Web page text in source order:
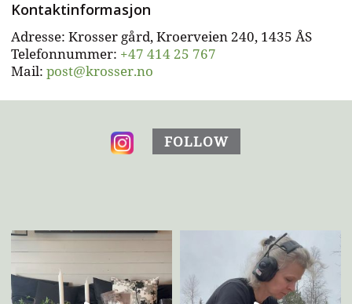
Kontaktinformasjon
Adresse: Krosser gård, Kroerveien 240, 1435 ÅS
Telefonnummer: +47 414 25 767
Mail: post@krosser.no
FOLLOW